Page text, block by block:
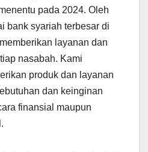
pada 2024. Oleh
bank syariah terbesar di
layanan dan
nasabah. Kami
produk dan layanan
dan keinginan
finansial maupun